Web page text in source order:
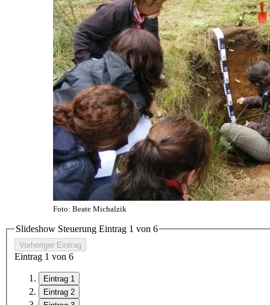
Foto: Beate Michalzik
Slideshow Steuerung Eintrag 1 von 6
Vorheriger Eintrag
Eintrag 1 von 6
Eintrag 1
Eintrag 2